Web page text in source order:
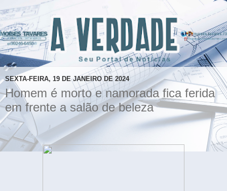
SEXTA-FEIRA, 19 DE JANEIRO DE 2024
Homem é morto e namorada fica ferida
em frente a salão de beleza